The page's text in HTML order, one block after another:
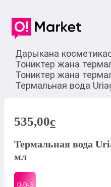
Дарыкана
Тониктер жана
Тониктер жана
Термальная вода
535,00c
Термальная вода
мл
0-0-3